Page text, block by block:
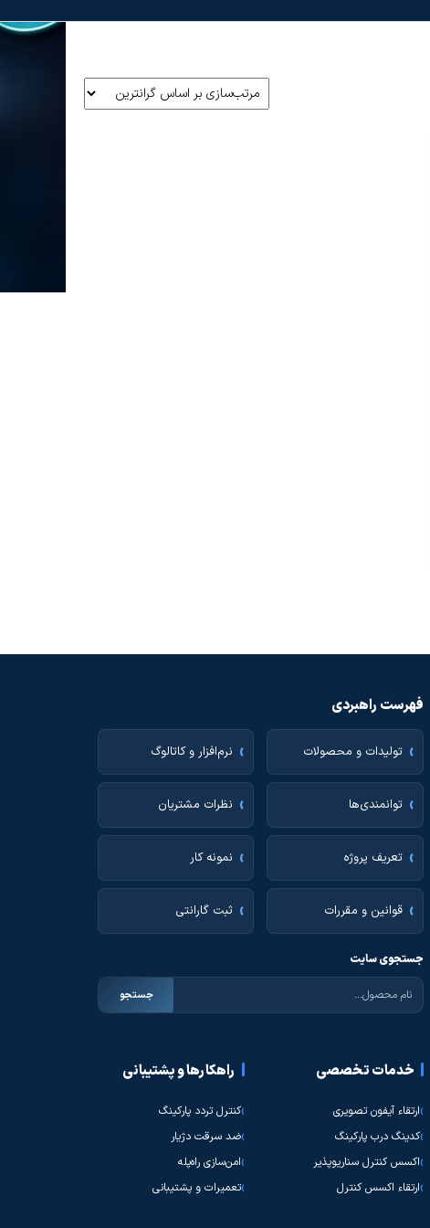
فهرست راهبردی
تولیدات و محصولات نرم‌افزار و کاتالوگ
توانمندی‌ها نظرات مشتریان
تعریف پروژه نمونه کار
قوانین و مقررات ثبت گارانتی
جستجوی سایت
جستجو
خدمات تخصصی
ارتقاء آیفون تصویری
کدینگ درب پارکینگ
اکسس کنترل سناریوپذیر
ارتقاء اکسس کنترل
راهکارها و پشتیبانی
کنترل تردد پارکینگ
ضد سرقت دژیار
امن‌سازی راه‌پله
تعمیرات و پشتیبانی